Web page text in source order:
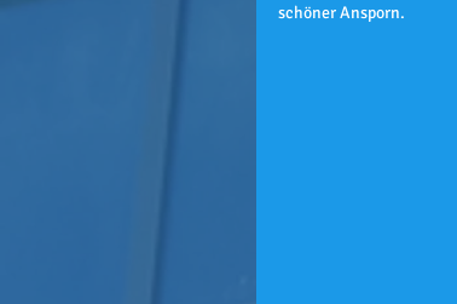
schöner Ansporn.